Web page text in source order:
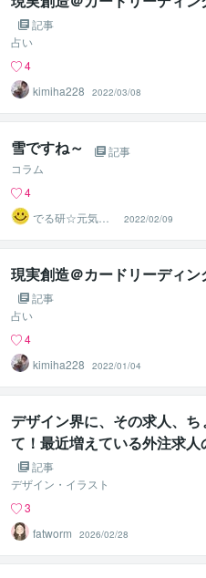
記事
占い
4
kimiha228
2022/03/08
雪ですね～
記事
コラム
4
でる研☆元気が
出る研究所
2022/02/09
現実創造＠カードリーディ
記事
占い
4
kimiha228
2022/01/04
デザイン界に、その求人、ち
て！最近増えている外注求人
いて記事
デザイン・イラスト
3
fatworm
2026/02/28